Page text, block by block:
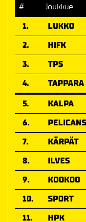
# Joukkue
1.
LUKKO
2.
HIFK
3.
TPS
4.
TAPPARA
5.
KALPA
6.
PELICANS
7.
KÄRPÄT
8.
ILVES
9.
KOOKOO
10.
SPORT
11.
HPK